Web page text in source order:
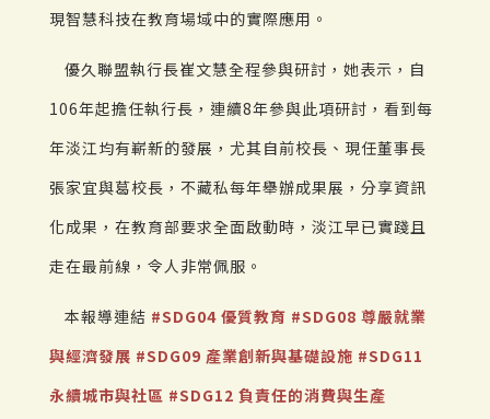
現智慧科技在教育場域中的實際應用。
優久聯盟執行長崔文慧全程參與研討，她表示，自
106年起擔任執行長，連續8年參與此項研討，看到每
年淡江均有嶄新的發展，尤其自前校長、現任董事長
張家宜與葛校長，不藏私每年舉辦成果展，分享資訊
化成果，在教育部要求全面啟動時，淡江早已實踐且
走在最前線，令人非常佩服。
本報導連結 #SDG04 優質教育 #SDG08 尊嚴就業
與經濟發展 #SDG09 產業創新與基礎設施 #SDG11
永續城市與社區 #SDG12 負責任的消費與生產